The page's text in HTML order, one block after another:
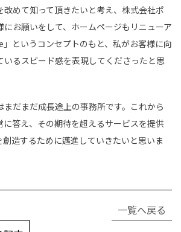
めて知って頂きたいと考え、株式会社ポ
にお願いをして、ホームページもリニューア
というコンセプトのもと、私がお客様に向
いるスピード感を表現してくださったと思
まだまだ成長途上の事務所です。これから
に答え、その期待を超えるサービスを提供
創造するために邁進していきたいと思いま
一覧へ戻る